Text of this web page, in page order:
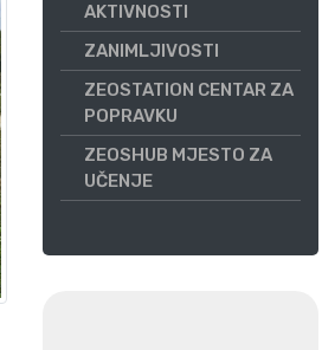
AKTIVNOSTI
ZANIMLJIVOSTI
ZEOSTATION CENTAR ZA
POPRAVKU
ZEOSHUB MJESTO ZA
UČENJE